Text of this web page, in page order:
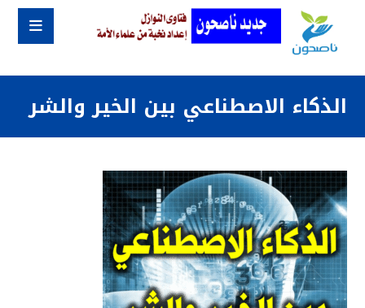
الذكاء الاصطناعي بين الخير والشر